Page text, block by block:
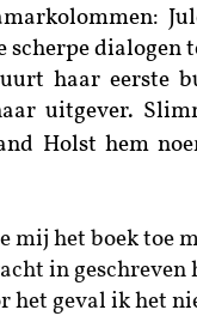
scherpe dialogen
haar eerste
uitgever.
Holst hem
mij het boek toe
in
het geval ik het